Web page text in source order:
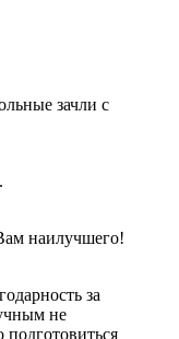
зачли с
наилучшего!
за
не
подготовиться